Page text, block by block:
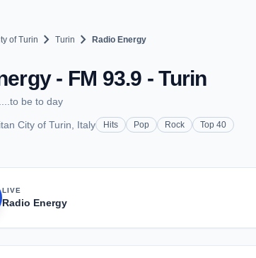
of Turin chevron_right Turin chevron_right Radio Energy
- FM 93.9 - Turin
be to day
City of Turin, Italy Hits Pop Rock Top 40
LIVE
Radio Energy